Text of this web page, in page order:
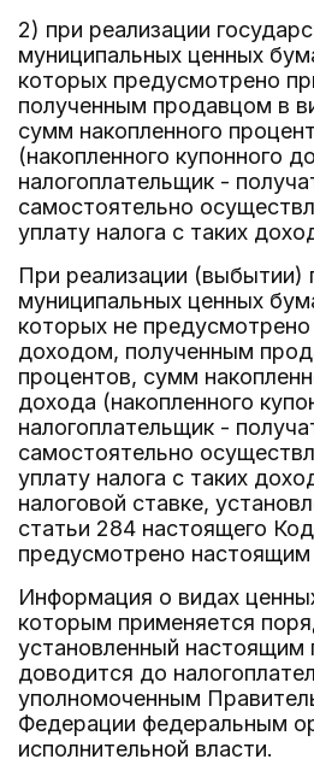
2) при реализации
муниципальных ценных
которых предусмотрено
полученным продавцом в
сумм накопленного
(накопленного купонного
налогоплательщик -
самостоятельно
уплату налога с таких
При реализации (выбытии)
муниципальных ценных
которых не предусмотрено
доходом, полученным
процентов, сумм
дохода (накопленного
налогоплательщик -
самостоятельно
уплату налога с таких
налоговой ставке,
статьи 284 настоящего
предусмотрено
Информация о видах
которым применяется
установленный настоящим
доводится до
уполномоченным
Федерации федеральным
исполнительной власти.